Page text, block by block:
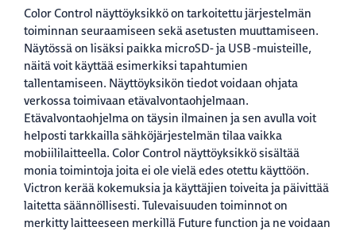
Color Control näyttöyksikkö on tarkoitettu järjestelmän
toiminnan seuraamiseen sekä asetusten muuttamiseen.
Näytössä on lisäksi paikka microSD- ja USB -muisteille,
näitä voit käyttää esimerkiksi tapahtumien
tallentamiseen. Näyttöyksikön tiedot voidaan ohjata
verkossa toimivaan etävalvontaohjelmaan.
Etävalvontaohjelma on täysin ilmainen ja sen avulla voit
helposti tarkkailla sähköjärjestelmän tilaa vaikka
mobiililaitteella. Color Control näyttöyksikkö sisältää
monia toimintoja joita ei ole vielä edes otettu käyttöön.
Victron kerää kokemuksia ja käyttäjien toiveita ja päivittää
laitetta säännöllisesti. Tulevaisuuden toiminnot on
merkitty laitteeseen merkillä Future function ja ne voidaan